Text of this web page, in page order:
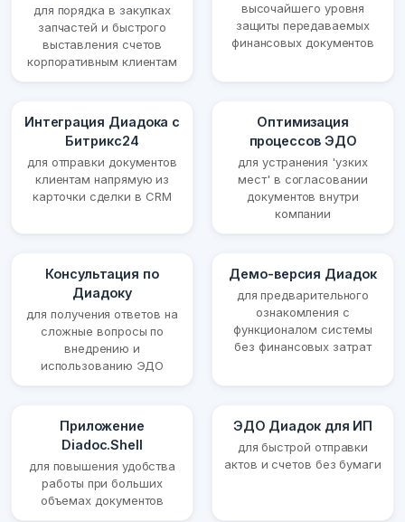
для порядка в закупках
запчастей и быстрого
выставления счетов
корпоративным клиентам
высочайшего уровня
защиты передаваемых
финансовых документов
Интеграция Диадока с
Битрикс24
для отправки документов
клиентам напрямую из
карточки сделки в CRM
Оптимизация
процессов ЭДО
для устранения 'узких
мест' в согласовании
документов внутри
компании
Консультация по
Диадоку
для получения ответов на
сложные вопросы по
внедрению и
использованию ЭДО
Демо-версия Диадок
для предварительного
ознакомления с
функционалом системы
без финансовых затрат
Приложение
Diadoc.Shell
для повышения удобства
работы при больших
объемах документов
ЭДО Диадок для ИП
для быстрой отправки
актов и счетов без бумаги